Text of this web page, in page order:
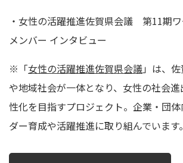
・ 女性の活躍推進佐賀県会議 第11期
メンバー インタビュー
※「女性の活躍推進佐賀県会議」は、
や地域社会が一体となり、女性の社会
性化を目指すプロジェクト。 企業・団
ダー育成や活躍推進に取り組んでいます。